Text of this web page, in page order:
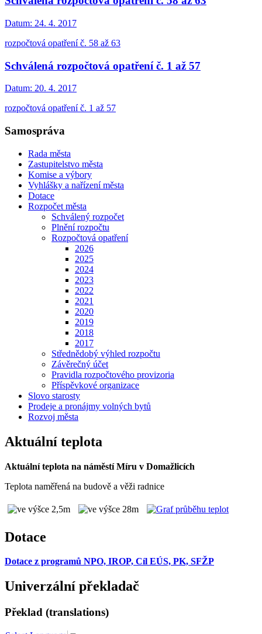
Datum: 24. 4. 2017
rozpočtová opatření č. 58 až 63
Schválená rozpočtová opatření č. 1 až 57
Datum: 20. 4. 2017
rozpočtová opatření č. 1 až 57
Samospráva
Rada města
Zastupitelstvo města
Komise a výbory
Vyhlášky a nařízení města
Dotace
Rozpočet města
Schválený rozpočet
Plnění rozpočtu
Rozpočtová opatření
2026
2025
2024
2023
2022
2021
2020
2019
2018
2017
Střednědobý výhled rozpočtu
Závěrečný účet
Pravidla rozpočtového provizoria
Příspěvkové organizace
Slovo starosty
Prodeje a pronájmy volných bytů
Rozvoj města
Aktuální teplota
Aktuální teplota na náměstí Míru v Domažlicích
Teplota naměřená na budově a věži radnice
Dotace
Dotace z programů NPO, IROP, Cíl EÚS, PK, SFŽP
Univerzální překladač
Překlad (translations)